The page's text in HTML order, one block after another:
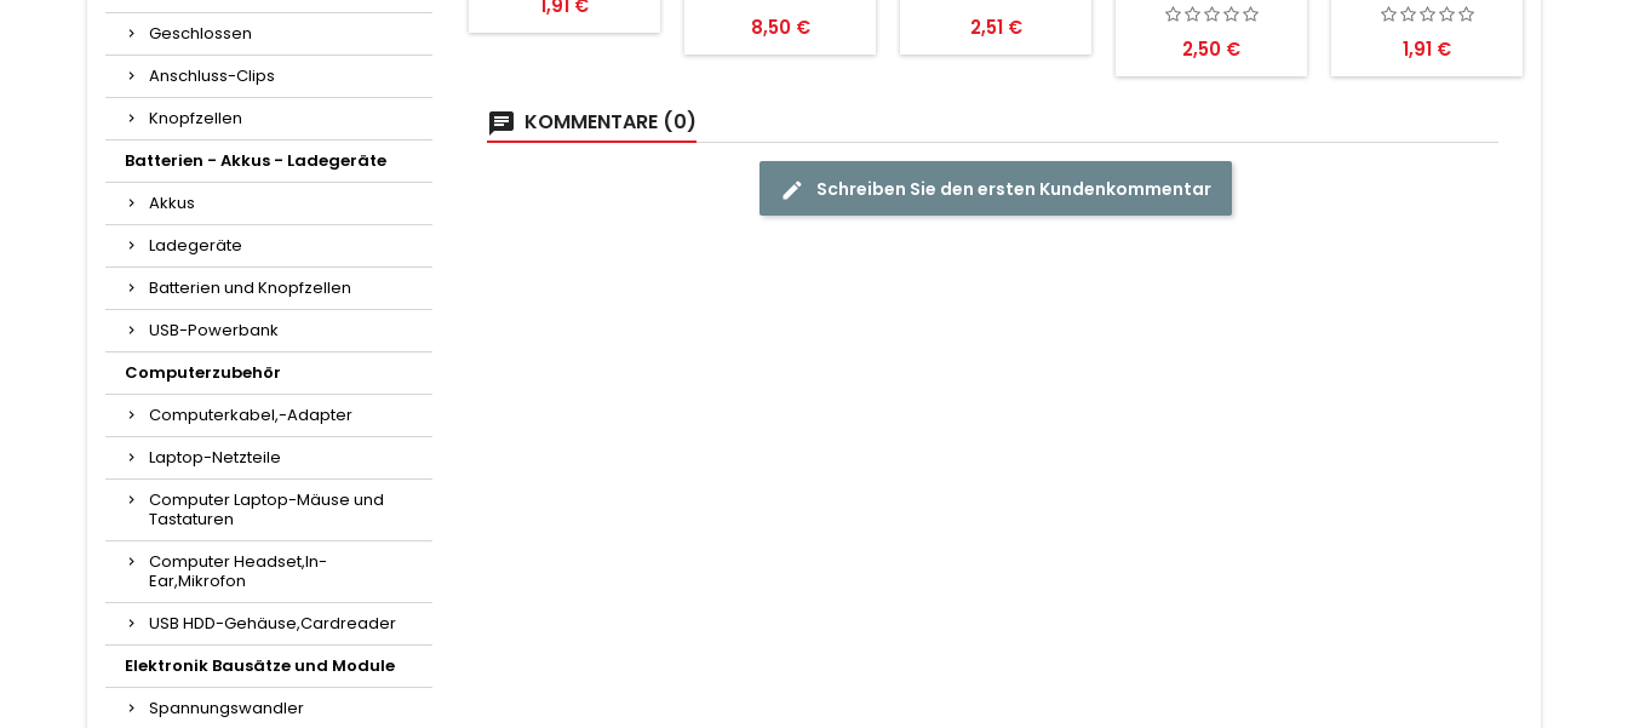
Geschlossen
Anschluss-Clips
Knopfzellen
Batterien - Akkus - Ladegeräte
Akkus
Ladegeräte
Batterien und Knopfzellen
USB-Powerbank
Computerzubehör
Computerkabel,-Adapter
Laptop-Netzteile
Computer Laptop-Mäuse und
Tastaturen
Computer Headset,In-
Ear,Mikrofon
USB HDD-Gehäuse,Cardreader
Elektronik Bausätze und Module
Spannungswandler
1,91 €
Preis
8,50 € Preis
2,51 €
VERZINNT
Preis
2,50 €
VERZINNT
Preis
1,91 €
KOMMENTARE (0)
Schreiben Sie den ersten Kundenkommentar